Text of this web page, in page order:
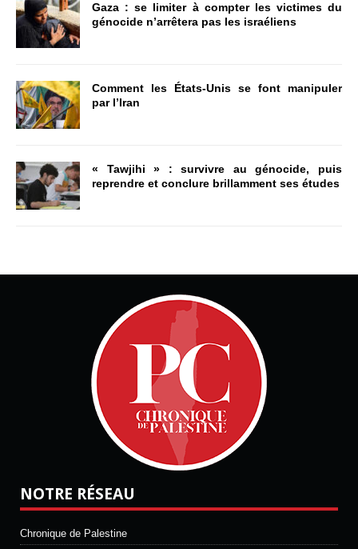
Gaza : se limiter à compter les victimes du
génocide n’arrêtera pas les israéliens
Comment les États-Unis se font manipuler
par l’Iran
« Tawjihi » : survivre au génocide, puis
reprendre et conclure brillamment ses études
NOTRE RÉSEAU
Chronique de Palestine